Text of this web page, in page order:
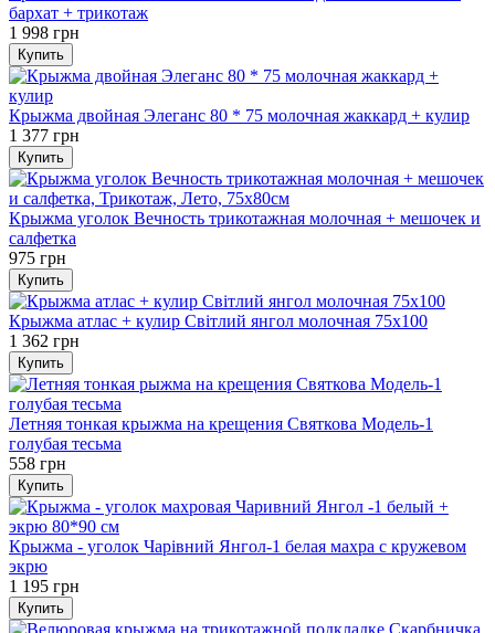
бархат + трикотаж
1 998 грн
Купить
Крыжма двойная Элеганс 80 * 75 молочная жаккард + кулир
1 377 грн
Купить
Крыжма уголок Вечность трикотажная молочная + мешочек и
салфетка
975 грн
Купить
Крыжма атлас + кулир Світлий янгол молочная 75х100
1 362 грн
Купить
Летняя тонкая крыжма на крещения Святкова Модель-1
голубая тесьма
558 грн
Купить
Крыжма - уголок Чарівний Янгол-1 белая махра с кружевом
экрю
1 195 грн
Купить